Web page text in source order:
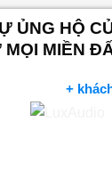
ỦNG HỘ
MỌI MIỀN
+